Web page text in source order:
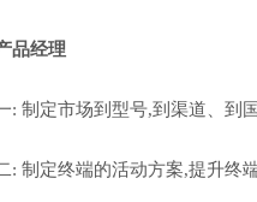
品经理
: 制定市场到型号,到渠道、到
: 制定终端的活动方案,提升终